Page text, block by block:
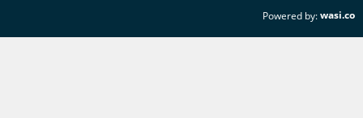
Powered by:wasi.co